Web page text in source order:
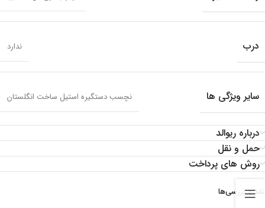
درب ندارد
سایر ویژگی ها نچسب دستگیره استیل ساخت انگلستان
درباره ریوالد
حمل و نقل
روش های پرداخت
نقد و بررسی‌ها